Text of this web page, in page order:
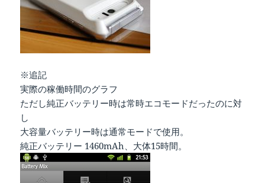
※追記
実際の稼働時間のグラフ
ただし純正バッテリー時は常時エコモードだったのに対
し
大容量バッテリー時は通常モードで使用。
純正バッテリー 1460mAh、大体15時間。